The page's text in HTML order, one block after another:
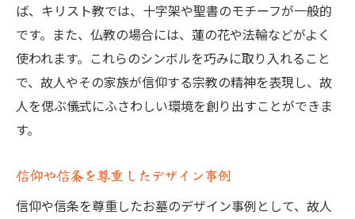
ば、キリスト教では、十字架や聖書のモチーフが一般的
です。また、仏教の場合には、蓮の花や法輪などがよく
使われます。これらのシンボルを巧みに取り入れること
で、故人やその家族が信仰する宗教の精神を表現し、故
人を偲ぶ儀式にふさわしい環境を創り出すことができま
す。
信仰や信条を尊重したデザイン事例
信仰や信条を尊重したお墓のデザイン事例として、故人